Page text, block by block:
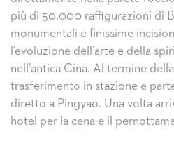
più di 50.000 raffigurazioni di
monumentali e finissime
l’evoluzione dell’arte e della
nell’antica Cina. Al termine
trasferimento in stazione e
diretto a Pingyao. Una volta
hotel per la cena e il